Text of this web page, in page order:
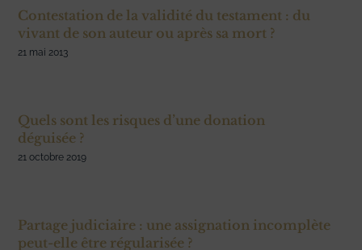
Contestation de la validité du testament : du
vivant de son auteur ou après sa mort ?
21 mai 2013
Quels sont les risques d’une donation
déguisée ?
21 octobre 2019
Partage judiciaire : une assignation incomplète
peut-elle être régularisée ?